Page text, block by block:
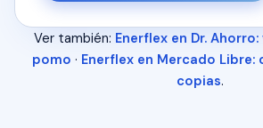
Ver también: Enerflex en Dr.
pomo · Enerflex en Mercado
copias.